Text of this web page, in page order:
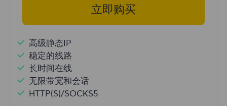
立即购买
高级静态IP
稳定的线路
长时间在线
无限带宽和会话
HTTP(S)/SOCKS5